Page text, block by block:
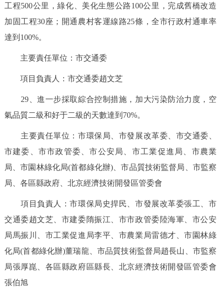
工程500公里，綠化、美化生態公路100公里，完成舊橋改造
加固工程30座；開通農村客運線路25條，全市行政村通車率
達到100%。
主要責任單位：市交通委
項目負責人：市交通委趙文芝
29、進一步採取綜合控制措施，加大污染防治力度，空
氣品質二級和好于二級的天數達到70%。
主要責任單位：市環保局、市發展改革委、市交通委、
市建委、市市政管委、市公安局、市工業促進局、市農業
局、市園林綠化局(首都綠化辦)、市品質技術監督局、市監察
局、各區縣政府、北京經濟技術開發區管委會
項目負責人：市環保局史捍民、市發展改革委張工、市
交通委趙文芝、市建委隋振江、市市政管委陸海軍、市公安
局馬振川、市工業促進局李平、市農業局雷德才、市園林綠
化局(首都綠化辦)董瑞龍、市品質技術監督局趙長山、市監察
局張厚崑、各區縣政府區縣長、北京經濟技術開發區管委會
張伯旭